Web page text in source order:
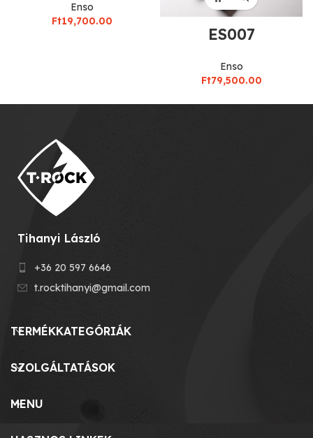
Enso
Ft19,700.00
ES007
Enso
Ft79,500.00
Tihanyi László
+36 20 597 6646
t.rocktihanyi@gmail.com
TERMÉKKATEGÓRIÁK
SZOLGÁLTATÁSOK
MENU